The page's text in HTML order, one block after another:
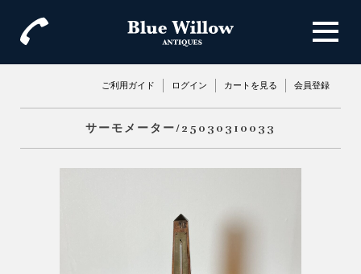
ご利用ガイド ログイン カートを見る 会員登録
サーモメーター/25030310033